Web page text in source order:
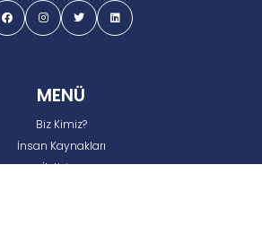
MENÜ
Biz Kimiz?
İnsan Kaynakları
İletişim